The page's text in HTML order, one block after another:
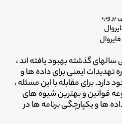
بر وب
گذشته بهبود یافته اند ،
تهدیدات ایمنی برای داده ها و
برای مقابله با این مسئله ،
قوانین و بهترین شیوه های
ها و یکپارچگی برنامه ها در